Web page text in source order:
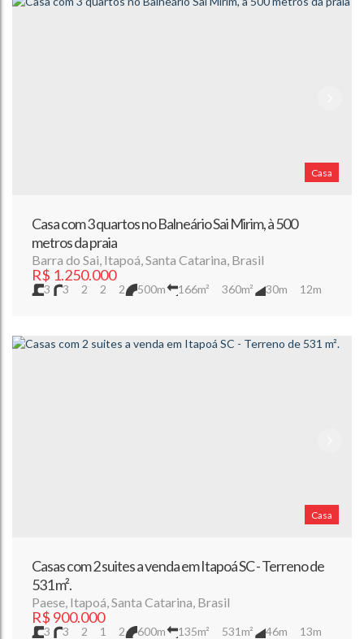
Casa
Casa com 3 quartos no Balneário Sai Mirim, à 500
metros da praia
R$ 1.250.000
Barra do Sai, Itapoá,Santa Catarina, Brasil
3 3 2 2 2 500m 166m² 360m² 30m
12m
Casa
Casas com 2 suites a venda em Itapoá SC - Terreno de
531 m².
R$ 900.000
Paese, Itapoá,Santa Catarina, Brasil
3 3 2 1 2 600m 135m² 531m² 46m
13m